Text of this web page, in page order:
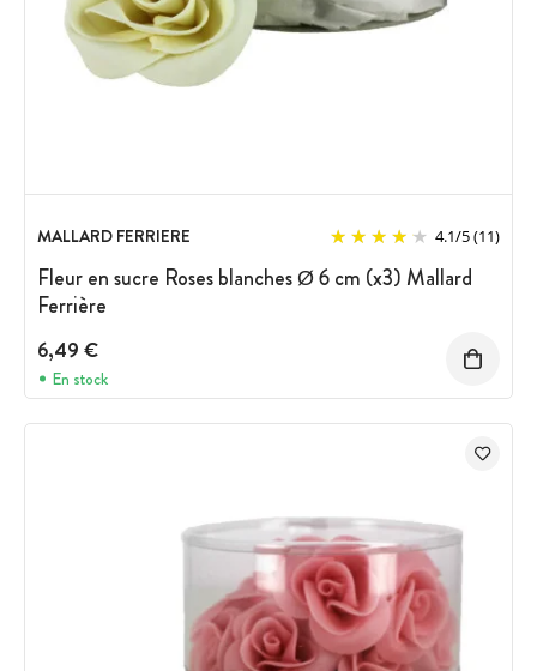
MALLARD FERRIERE 4.1/5(11)
Fleur en sucre Roses blanches Ø 6 cm (x3) Mallard
Ferrière
6,49 €
En stock